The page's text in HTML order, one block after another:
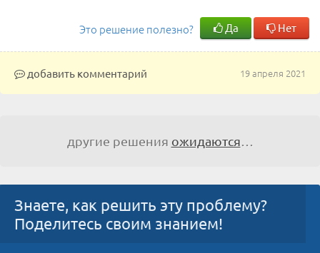
Это решение полезно? Да Нет
19 апреля 2021
добавить комментарий
другие решения ожидаются
Знаете, как решить эту проблему?
Поделитесь своим знанием!